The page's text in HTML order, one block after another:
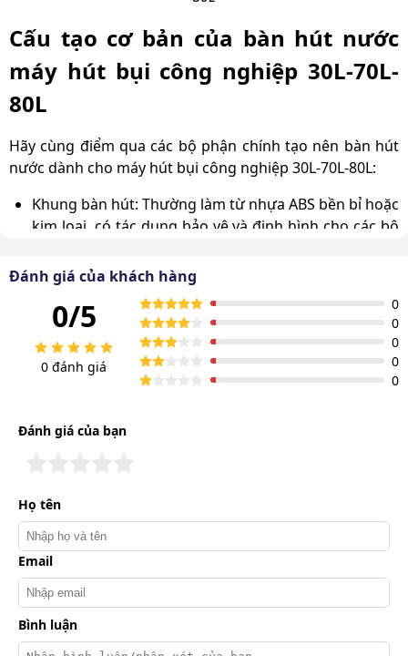
Cấu tạo cơ bản của bàn hút nước
máy hút bụi công nghiệp 30L-70L-
80L
Hãy cùng điểm qua các bộ phận chính tạo nên bàn hút
nước dành cho máy hút bụi công nghiệp 30L-70L-80L:
Khung bàn hút: Thường làm từ nhựa ABS bền bỉ hoặc
kim loại, có tác dụng bảo vệ và định hình cho các bộ
nối liền với khớp nối.
Cấu tạo phụ kiện bàn hút nước máy hút bụi 30L-70L-80L
Lưỡi cao su: Được làm từ cao su chất lượng cao, có
Đánh giá của khách hàng
0/5
0 đánh giá
0
0
0
0
0
Đánh giá của bạn
Họ tên
Email
Bình luận